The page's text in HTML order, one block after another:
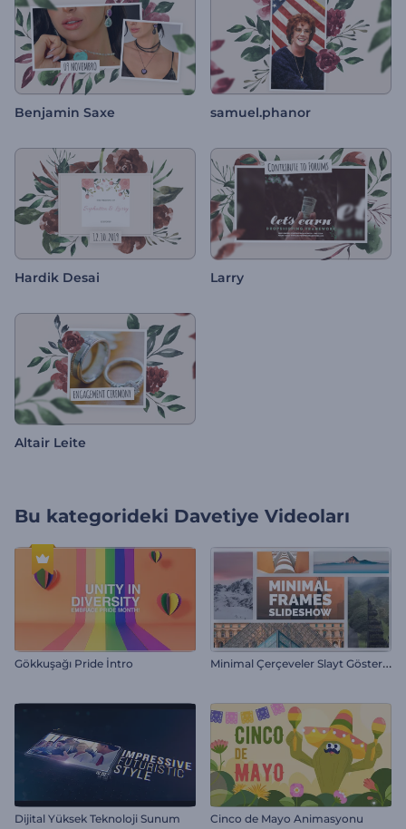
Benjamin Saxe samuel.phanor
Hardik Desai Larry
Altair Leite
Bu kategorideki Davetiye Videoları
Gökkuşağı Pride İntro M
inimal Çerçeveler Slayt Gösterisi
Dijital Yüksek Teknoloji Sunum Cinco de Mayo Animasyonu